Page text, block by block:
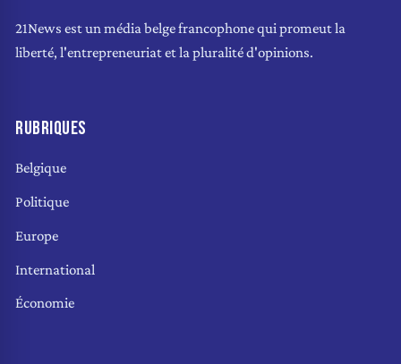
21News est un média belge francophone qui promeut la
liberté, l'entrepreneuriat et la pluralité d'opinions.
RUBRIQUES
Belgique
Politique
Europe
International
Économie